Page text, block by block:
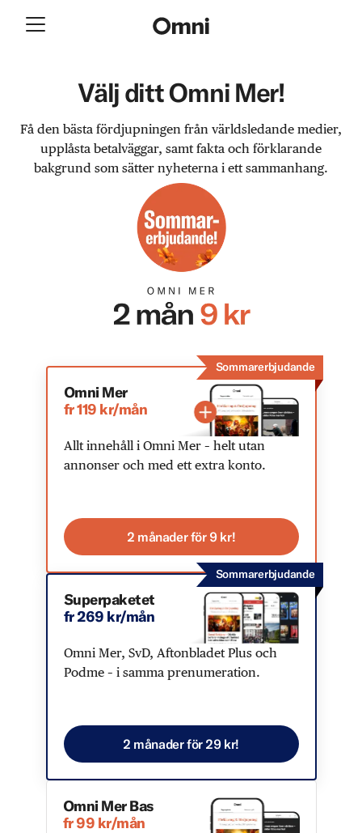
Välj ditt Omni Mer!
Få den bästa fördjupningen från världsledande medier,
upplåsta betalväggar, samt fakta och förklarande
bakgrund som sätter nyheterna i ett sammanhang.
Sommarerbjudande
Omni Mer
fr 119 kr/mån
Allt innehåll i Omni Mer – helt utan
annonser och med ett extra konto.
2 månader för 9 kr!
Sommarerbjudande
Superpaketet
fr 269 kr/mån
Omni Mer, SvD, Aftonbladet Plus och
Podme – i samma prenumeration.
2 månader för 29 kr!
Omni Mer Bas
fr 99 kr/mån